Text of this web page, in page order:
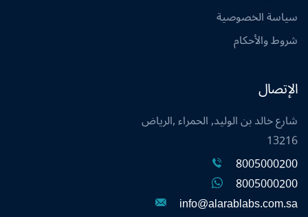
سياسة الخصوصية
شروط والأحكام
الإتصال
شارع خالد بن الوليد, الحمراء ,الرياض
13216
8005000200
8005000200
info@alarablabs.com.sa